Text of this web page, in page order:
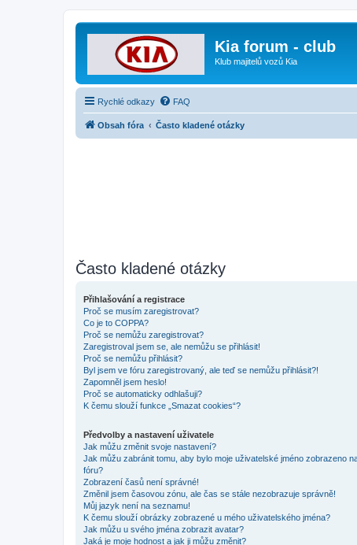
Kia forum - club
Klub majitelů vozů Kia
Rychlé odkazy FAQ
Obsah fóra Často kladené otázky
Často kladené otázky
Přihlašování a registrace
Proč se musím zaregistrovat?
Co je to COPPA?
Proč se nemůžu zaregistrovat?
Zaregistroval jsem se, ale nemůžu se přihlásit!
Proč se nemůžu přihlásit?
Byl jsem ve fóru zaregistrovaný, ale teď se nemůžu přihlásit?!
Zapomněl jsem heslo!
Proč se automaticky odhlašuji?
K čemu slouží funkce „Smazat cookies“?
Předvolby a nastavení uživatele
Jak můžu změnit svoje nastavení?
Jak můžu zabránit tomu, aby bylo moje uživatelské jméno zobrazeno
fóru?
Zobrazení časů není správné!
Změnil jsem časovou zónu, ale čas se stále nezobrazuje správně!
Můj jazyk není na seznamu!
K čemu slouží obrázky zobrazené u mého uživatelského jména?
Jak můžu u svého jména zobrazit avatar?
Jaká je moje hodnost a jak ji můžu změnit?